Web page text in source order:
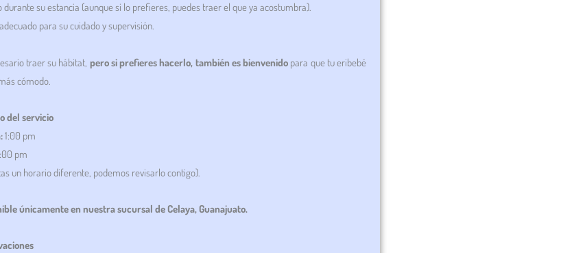
durante su estancia (aunque si lo prefieres, puedes traer el que ya acostumbra).
para su cuidado y supervisión.
traer su hábitat, pero si prefieres hacerlo, también es bienvenido para que tu eribebé
cómodo.
del servicio
1:00 pm
pm
un horario diferente, podemos revisarlo contigo).
únicamente en nuestra sucursal de Celaya, Guanajuato.